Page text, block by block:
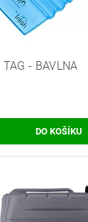
TAG - BAVLNA